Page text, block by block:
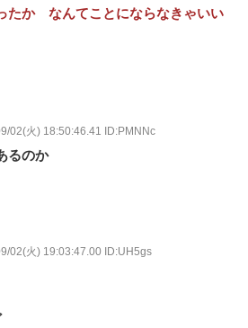
たか なんてことにならなきゃいい
02(火) 18:50:46.41 ID:PMNNc
るのか
02(火) 19:03:47.00 ID:UH5gs